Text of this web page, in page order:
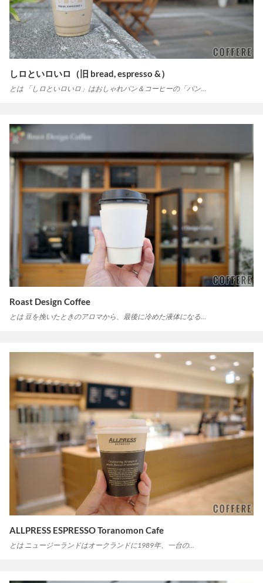
しロといロいロ（旧 bread, espresso &）
とは 「しロといロいロ」はおしゃれパン＆コーヒーの「パン…
Roast Design Coffee
とは 豆を挽いたときのアロマから、最後に冷めた液体になる…
ALLPRESS ESPRESSO Toranomon Cafe
とは ニュージーランドはオークランドに1989年、一台の…